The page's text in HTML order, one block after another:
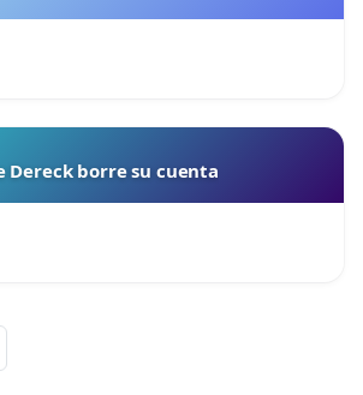
Dereck borre su cuenta